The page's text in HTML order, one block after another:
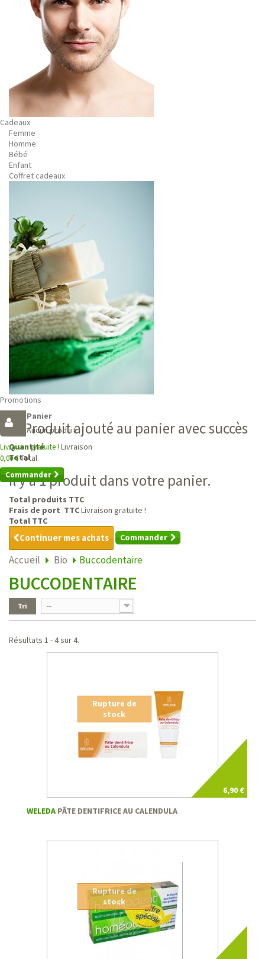
Cadeaux
Femme
Homme
Bébé
Enfant
Coffret cadeaux
Promotions
Panier
Aucun produit
Livraison gratuite ! Livraison
0,00 €Total
Commander
Produit ajouté au panier avec succès
Quantité
Total
Il y a 1 produit dans votre panier.
Total produits TTC
Frais de port TTCLivraison gratuite !
Total TTC
Continuer mes achats Commander
Accueil Bio Buccodentaire
BUCCODENTAIRE
Tri --
Résultats 1 - 4 sur 4.
6,90 €
Rupture de
stock
WELEDA PÂTE DENTIFRICE AU CALENDULA
Rupture de
stock